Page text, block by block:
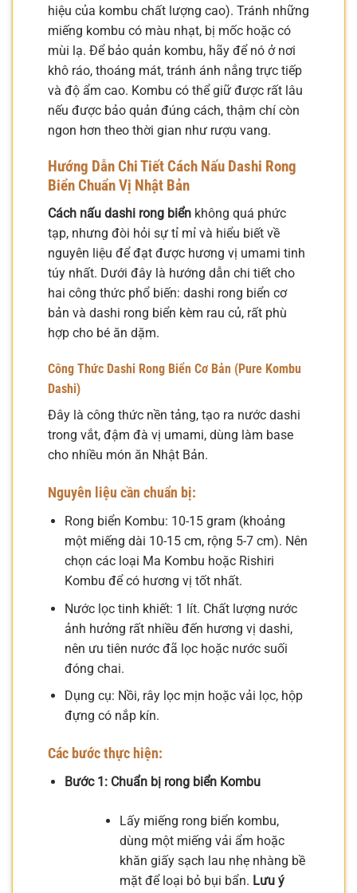
hiệu của kombu chất lượng cao). Tránh những
miếng kombu có màu nhạt, bị mốc hoặc có
mùi lạ. Để bảo quản kombu, hãy để nó ở nơi
khô ráo, thoáng mát, tránh ánh nắng trực tiếp
và độ ẩm cao. Kombu có thể giữ được rất lâu
nếu được bảo quản đúng cách, thậm chí còn
ngon hơn theo thời gian như rượu vang.
Hướng Dẫn Chi Tiết Cách Nấu Dashi Rong
Biển Chuẩn Vị Nhật Bản
Cách nấu dashi rong biển không quá phức
tạp, nhưng đòi hỏi sự tỉ mỉ và hiểu biết về
nguyên liệu để đạt được hương vị umami tinh
túy nhất. Dưới đây là hướng dẫn chi tiết cho
hai công thức phổ biến: dashi rong biển cơ
bản và dashi rong biển kèm rau củ, rất phù
hợp cho bé ăn dặm.
Công Thức Dashi Rong Biển Cơ Bản (Pure Kombu
Dashi)
Đây là công thức nền tảng, tạo ra nước dashi
trong vắt, đậm đà vị umami, dùng làm base
cho nhiều món ăn Nhật Bản.
Nguyên liệu cần chuẩn bị:
Rong biển Kombu: 10-15 gram (khoảng
một miếng dài 10-15 cm, rộng 5-7 cm). Nên
chọn các loại Ma Kombu hoặc Rishiri
Kombu để có hương vị tốt nhất.
Nước lọc tinh khiết: 1 lít. Chất lượng nước
ảnh hưởng rất nhiều đến hương vị dashi,
nên ưu tiên nước đã lọc hoặc nước suối
đóng chai.
Dụng cụ: Nồi, rây lọc mịn hoặc vải lọc, hộp
đựng có nắp kín.
Các bước thực hiện:
Bước 1: Chuẩn bị rong biển Kombu
Lấy miếng rong biển kombu,
dùng một miếng vải ẩm hoặc
khăn giấy sạch lau nhẹ nhàng bề
mặt để loại bỏ bụi bẩn. Lưu ý